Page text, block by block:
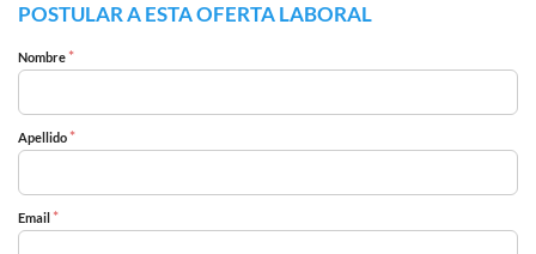
POSTULAR A ESTA OFERTA LABORAL
Nombre *
Apellido *
Email *